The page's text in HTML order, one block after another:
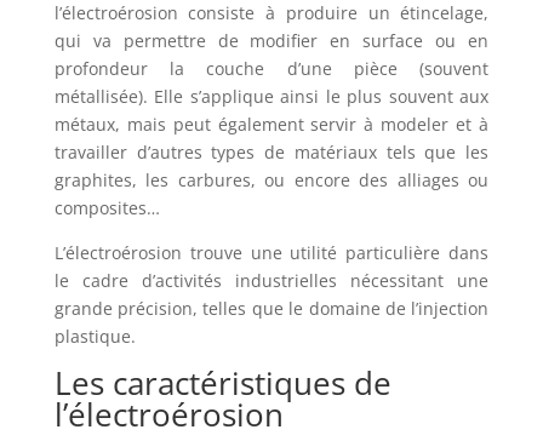
l’électroérosion consiste à produire un étincelage,
qui va permettre de modifier en surface ou en
profondeur la couche d’une pièce (souvent
métallisée). Elle s’applique ainsi le plus souvent aux
métaux, mais peut également servir à modeler et à
travailler d’autres types de matériaux tels que les
graphites, les carbures, ou encore des alliages ou
composites…
L’électroérosion trouve une utilité particulière dans
le cadre d’activités industrielles nécessitant une
grande précision, telles que le domaine de l’injection
plastique.
Les caractéristiques de
l’électroérosion